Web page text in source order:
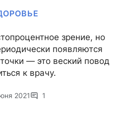
зрение, но
появляются
— это веский повод
к врачу.
2021 1